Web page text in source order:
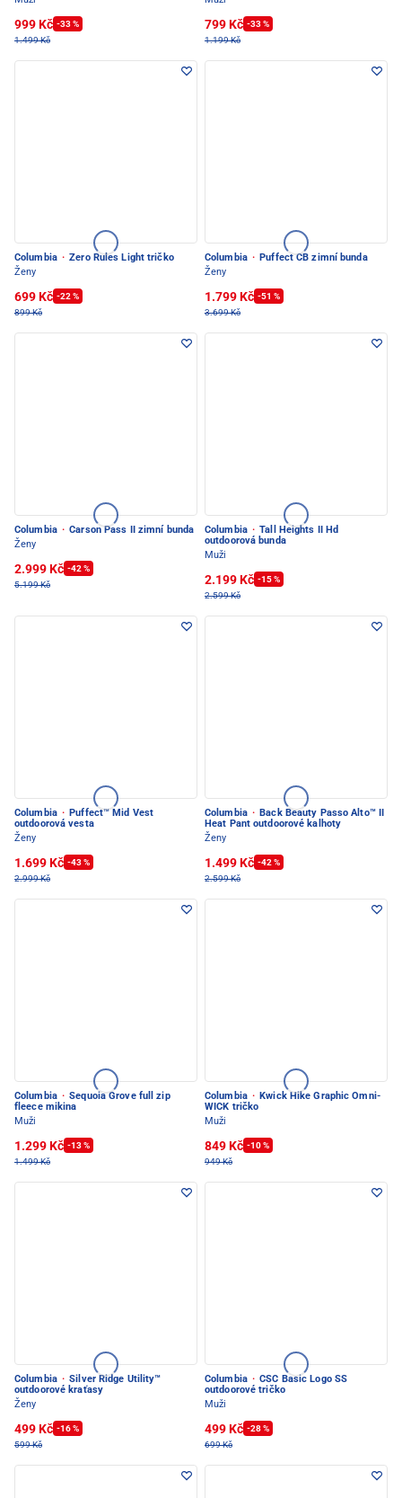
999 Kč -33 %
1.499 Kč
799 Kč -33 %
1.199 Kč
Columbia · Zero Rules Light tričko
Ženy
699 Kč -22 %
899 Kč
Columbia · Puffect CB zimní bunda
Ženy
1.799 Kč -51 %
3.699 Kč
Columbia · Carson Pass II zimní bunda
Ženy
2.999 Kč -42 %
5.199 Kč
Columbia · Tall Heights II Hd
outdoorová bunda
Muži
2.199 Kč -15 %
2.599 Kč
Columbia · Puffect™ Mid Vest
outdoorová vesta
Ženy
1.699 Kč -43 %
2.999 Kč
Columbia · Back Beauty Passo Alto™ II
Heat Pant outdoorové kalhoty
Ženy
1.499 Kč -42 %
2.599 Kč
Columbia · Sequoia Grove full zip
fleece mikina
Muži
1.299 Kč -13 %
1.499 Kč
Columbia · Kwick Hike Graphic Omni-
WICK tričko
Muži
849 Kč -10 %
949 Kč
Columbia · Silver Ridge Utility™
outdoorové kraťasy
Ženy
499 Kč -16 %
599 Kč
Columbia · CSC Basic Logo SS
outdoorové tričko
Muži
499 Kč -28 %
699 Kč